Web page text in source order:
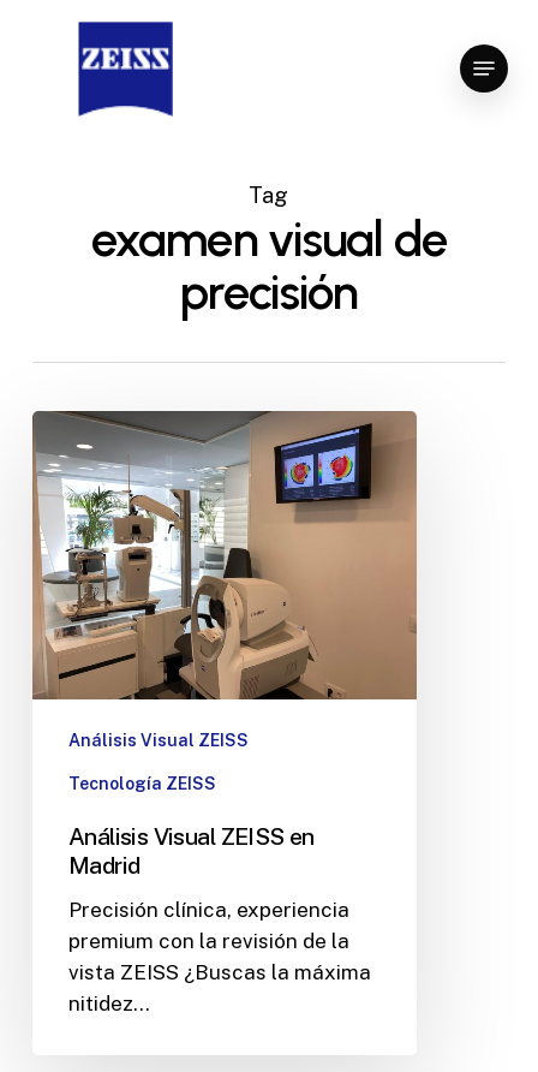
Menu
Tag
examen visual de
precisión
Análisis Visual ZEISS
Tecnología ZEISS
Análisis Visual ZEISS en
Madrid
Precisión clínica, experiencia
premium con la revisión de la
vista ZEISS ¿Buscas la máxima
nitidez…
Close